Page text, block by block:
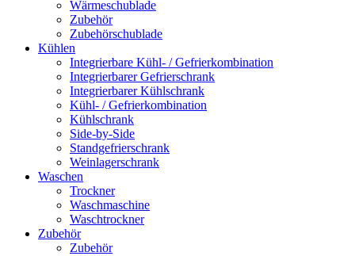
Wärmeschublade
Zubehör
Zubehörschublade
Kühlen
Integrierbare Kühl- / Gefrierkombination
Integrierbarer Gefrierschrank
Integrierbarer Kühlschrank
Kühl- / Gefrierkombination
Kühlschrank
Side-by-Side
Standgefrierschrank
Weinlagerschrank
Waschen
Trockner
Waschmaschine
Waschtrockner
Zubehör
Zubehör